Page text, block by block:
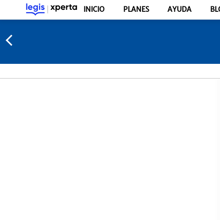
INICIO PLANES AYUDA